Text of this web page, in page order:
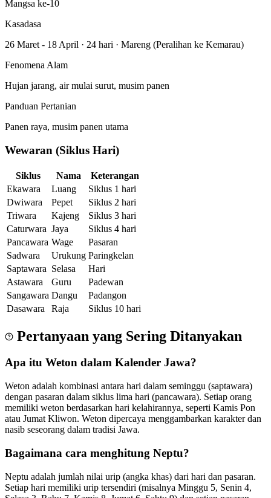
Mangsa ke-10
Kasadasa
26 Maret - 18 April · 24 hari · Mareng (Peralihan ke Kemarau)
Fenomena Alam
Hujan jarang, air mulai surut, musim panen
Panduan Pertanian
Panen raya, musim panen utama
Wewaran (Siklus Hari)
Siklus Nama
Keterangan
Ekawara
Luang
Siklus 1 hari
Dwiwara
Pepet
Siklus 2 hari
Triwara
Kajeng
Siklus 3 hari
Caturwara Jaya
Siklus 4 hari
Pancawara Wage
Pasaran
Sadwara
Urukung Paringkelan
Saptawara Selasa
Hari
Astawara
Guru
Padewan
Sangawara Dangu
Padangon
Dasawara
Raja Siklus 10 hari
Pertanyaan yang Sering Ditanyakan
Apa itu Weton dalam Kalender Jawa?
Weton adalah kombinasi antara hari dalam seminggu (saptawara)
dengan pasaran dalam siklus lima hari (pancawara). Setiap orang
memiliki weton berdasarkan hari kelahirannya, seperti Kamis Pon
atau Jumat Kliwon. Weton dipercaya menggambarkan karakter dan
nasib seseorang dalam tradisi Jawa.
Bagaimana cara menghitung Neptu?
Neptu adalah jumlah nilai urip (angka khas) dari hari dan pasaran.
Setiap hari memiliki urip tersendiri (misalnya Minggu 5, Senin 4,